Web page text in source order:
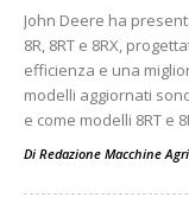
John Deere ha
8R, 8RT e 8RX,
efficienza e una
modelli aggiornati
e come modelli 8RT e
Di Redazione Macchine